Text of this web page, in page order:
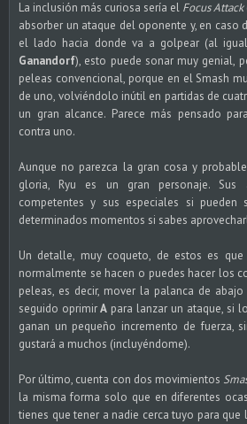
La inclusión más curiosa sería el Focus Attack
absorber un ataque del oponente y, en caso
el lado hacia donde va a golpear (al
Ganandorf), esto puede sonar muy genial,
peleas convencional, porque en el Smash
de uno, volviéndolo inútil en partidas de
un gran alcance. Parece más pensado
contra uno.
Aunque no parezca la gran cosa y
gloria, Ryu es un gran personaje. Sus
competentes y sus especiales si
determinados momentos si sabes
Un detalle, muy coqueto, de estos es
normalmente se hacen o puedes hacer los
peleas, es decir, mover la palanca de
seguido oprimirA para lanzar un ataque, si
ganan un pequeño incremento de fuerza,
gustará a muchos (incluyéndome).
Por último, cuenta con dos movimientos
la misma forma solo que en diferentes
tienes que tener a nadie cerca tuyo para que